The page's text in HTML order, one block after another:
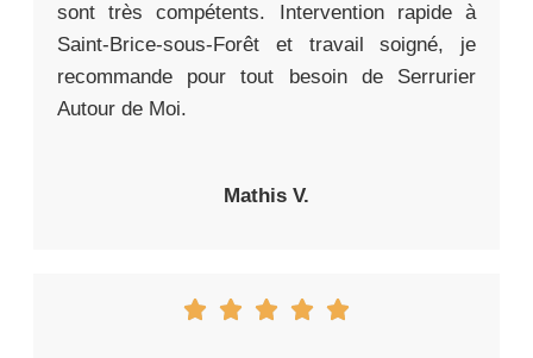
sont très compétents. Intervention rapide à
Saint-Brice-sous-Forêt et travail soigné, je
recommande pour tout besoin de Serrurier
Autour de Moi.
Mathis V.